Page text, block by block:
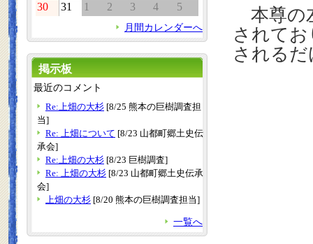
本尊の
されて
される
30
31 1 2 3 4 5
月間カレンダーへ
掲示板
最近のコメント
Re:上畑の大杉 [8/25 熊本の巨樹調査担
当]
Re: 上畑について [8/23 山都町郷土史伝
承会]
Re:上畑の大杉 [8/23 巨樹調査]
Re: 上畑の大杉 [8/23 山都町郷土史伝承
会]
上畑の大杉 [8/20 熊本の巨樹調査担当]
一覧へ